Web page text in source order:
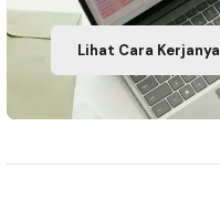
Lihat Cara Kerjanya